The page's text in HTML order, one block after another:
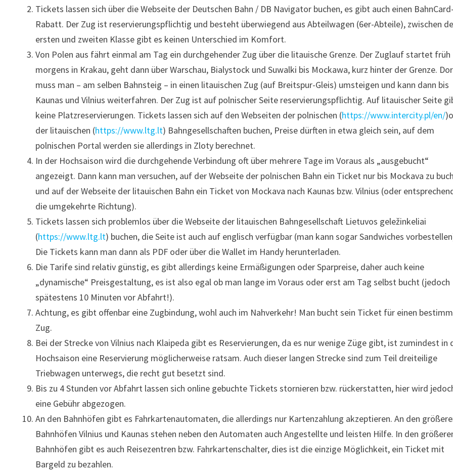
Tickets lassen sich über die Webseite der Deutschen Bahn / DB Navigator buchen, es gibt auch einen BahnCard-
Rabatt. Der Zug ist reservierungspflichtig und besteht überwiegend aus Abteilwagen (6er-Abteile), zwischen
ersten und zweiten Klasse gibt es keinen Unterschied im Komfort.
Von Polen aus fährt einmal am Tag ein durchgehender Zug über die litauische Grenze. Der Zuglauf startet früh
morgens in Krakau, geht dann über Warschau, Bialystock und Suwalki bis Mockawa, kurz hinter der Grenze.
muss man – am selben Bahnsteig – in einen litauischen Zug (auf Breitspur-Gleis) umsteigen und kann dann bis
Kaunas und Vilnius weiterfahren. Der Zug ist auf polnischer Seite reservierungspflichtig. Auf litauischer Seite
keine Platzreservierungen. Tickets lassen sich auf den Webseiten der polnischen (https://www.intercity.pl/en/
der litauischen (https://www.ltg.lt) Bahngesellschaften buchen, Preise dürften in etwa gleich sein, auf dem
polnischen Portal werden sie allerdings in Zloty berechnet.
In der Hochsaison wird die durchgehende Verbindung oft über mehrere Tage im Voraus als „ausgebucht“
angezeigt. Dann kann man versuchen, auf der Webseite der polnischen Bahn ein Ticket nur bis Mockava zu
und auf der Webseite der litauischen Bahn ein Ticket von Mockava nach Kaunas bzw. Vilnius (oder
die umgekehrte Richtung).
Tickets lassen sich problemlos über die Webseite der litauischen Bahngesellschaft Lietuvos geležinkeliai
(https://www.ltg.lt) buchen, die Seite ist auch auf englisch verfügbar (man kann sogar Sandwiches
Die Tickets kann man dann als PDF oder über die Wallet im Handy herunterladen.
Die Tarife sind relativ günstig, es gibt allerdings keine Ermäßigungen oder Sparpreise, daher auch keine
„dynamische“ Preisgestaltung, es ist also egal ob man lange im Voraus oder erst am Tag selbst bucht (jedoch
spätestens 10 Minuten vor Abfahrt!).
Achtung, es gibt offenbar eine Zugbindung, wohl auch im Nahverkehr! Man bucht sein Ticket für einen
Zug.
Bei der Strecke von Vilnius nach Klaipeda gibt es Reservierungen, da es nur wenige Züge gibt, ist zumindest in
Hochsaison eine Reservierung möglicherweise ratsam. Auch dieser langen Strecke sind zum Teil dreiteilige
Triebwagen unterwegs, die recht gut besetzt sind.
Bis zu 4 Stunden vor Abfahrt lassen sich online gebuchte Tickets stornieren bzw. rückerstatten, hier wird
eine Gebühr abgezogen.
An den Bahnhöfen gibt es Fahrkartenautomaten, die allerdings nur Kartenzahlung akzeptieren. An den
Bahnhöfen Vilnius und Kaunas stehen neben den Automaten auch Angestellte und leisten Hilfe. In den
Bahnhöfen gibt es auch Reisezentren bzw. Fahrkartenschalter, dies ist die einzige Möglichkeit, ein Ticket mit
Bargeld zu bezahlen.